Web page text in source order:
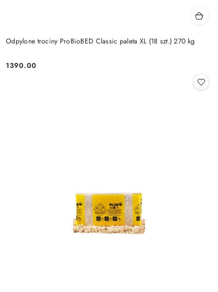
Odpylone trociny ProBioBED Classic paleta XL (18 szt.) 270 kg
Cena:
1390.00